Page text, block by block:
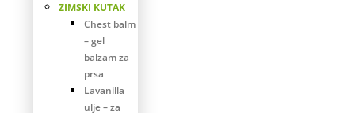
ZIMSKI KUTAK
Chest balm
– gel
balzam za
prsa
Lavanilla
ulje – za